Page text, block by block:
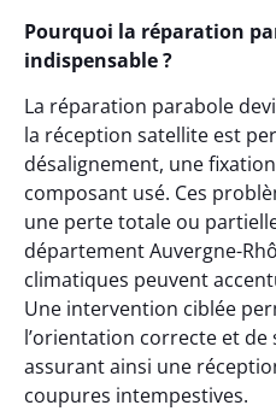
Pourquoi la réparation
indispensable ?
La réparation parabole
la réception satellite est
désalignement, une
composant usé. Ces
une perte totale ou
département Auvergne-
climatiques peuvent
Une intervention ciblée
l’orientation correcte et de
assurant ainsi une
coupures intempestives.